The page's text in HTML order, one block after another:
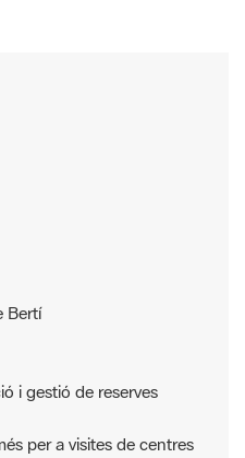
Bertí
i gestió de reserves
per a visites de centres